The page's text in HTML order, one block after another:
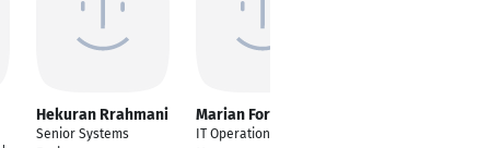
Hekuran Rrahmani
Senior Systems
Marian Formanek
IT Operations